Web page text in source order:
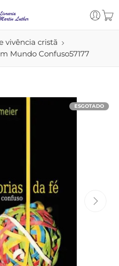
vivência cristã
Mundo Confuso57177
ESGOTADO